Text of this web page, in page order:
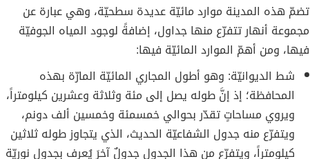
تضمّ هذه المدينة موارد مائيّة عديدة سطحيّة، وهي عبارة عن
مجموعة أنهار تتفرّع منها جداول، إضافةً لوجود المياه الجوفيّة
فيها، ومن أهمّ الموارد المائيّة فيها:
شط الديوانيّة: وهو أطول المجاري المائيّة المارّة بهذه
المحافظة؛ إذ إنَّ طوله يصل إلى مئة وثلاثة وعشرين كيلومتراً،
ويروي مساحاتٍ تقدّر بحوالي خمسمئة وخمسين ألف دونم،
ويتفرّع منه جدول الشفاعيّة الحديث، الذي يتجاوز طوله ثلاثين
كيلومتراً، ويتفرّع من هذا الجدول جدولٌ آخرَ يُعرف بجدول نوريّة